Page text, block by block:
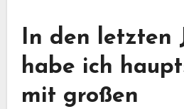
In den letzten Jahren
habe ich
mit großen